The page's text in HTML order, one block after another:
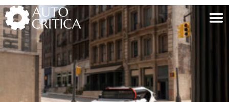
Skip
to
content